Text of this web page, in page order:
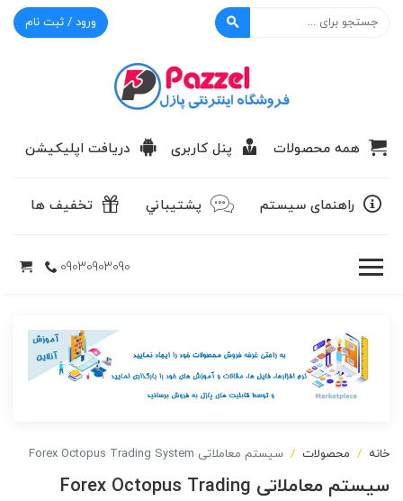
ورود / ثبت نام
همه محصولات پنل کاربری دریافت اپلیکیشن
راهنمای سیستم پشتيباني تخفیف ها
09030903090
خانه محصولات سیستم معاملاتی Forex Octopus Trading System
سیستم معاملاتی Forex Octopus Trading